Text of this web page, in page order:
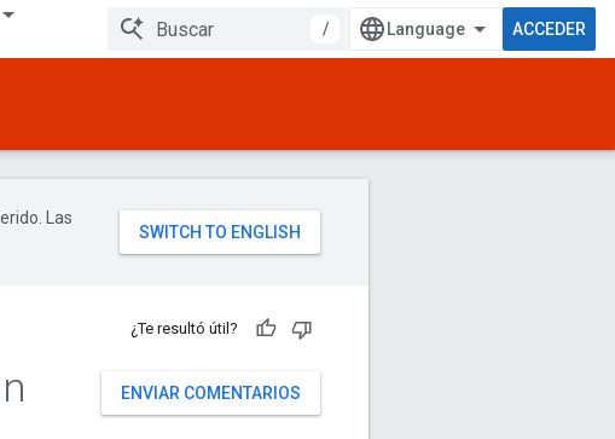
/ ACCEDER
Las
¿Te resultó útil?
ENVIAR COMENTARIOS